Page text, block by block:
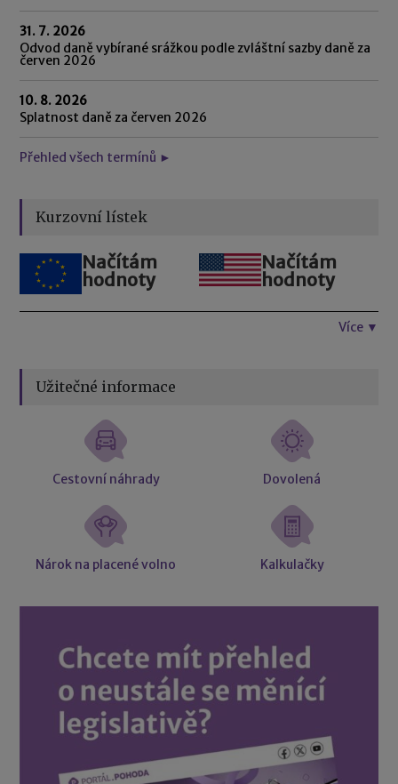
31. 7. 2026
Odvod daně vybírané srážkou podle zvláštní sazby daně za
červen 2026
10. 8. 2026
Splatnost daně za červen 2026
Přehled všech termínů ►
Kurzovní lístek
Načítám
hodnoty
Načítám
hodnoty
Více ▼
Užitečné informace
Cestovní náhrady Dovolená
Nárok na placené volno Kalkulačky